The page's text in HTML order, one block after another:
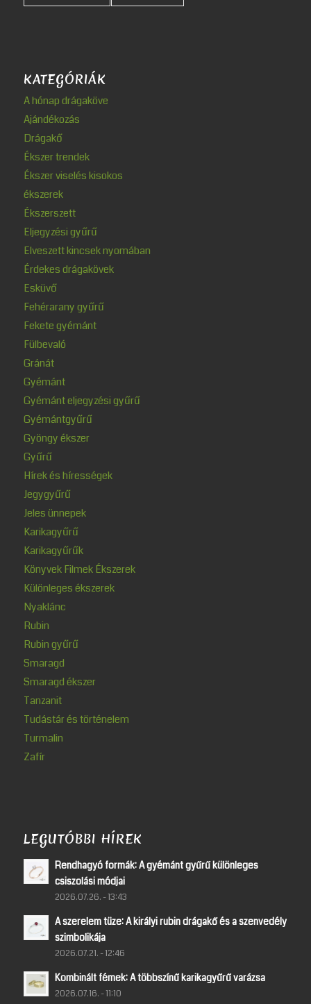
KATEGÓRIÁK
A hónap drágaköve
Ajándékozás
Drágakő
Ékszer trendek
Ékszer viselés kisokos
ékszerek
Ékszerszett
Eljegyzési gyűrű
Elveszett kincsek nyomában
Érdekes drágakövek
Esküvő
Fehérarany gyűrű
Fekete gyémánt
Fülbevaló
Gránát
Gyémánt
Gyémánt eljegyzési gyűrű
Gyémántgyűrű
Gyöngy ékszer
Gyűrű
Hírek és hírességek
Jegygyűrű
Jeles ünnepek
Karikagyűrű
Karikagyűrűk
Könyvek Filmek Ékszerek
Különleges ékszerek
Nyaklánc
Rubin
Rubin gyűrű
Smaragd
Smaragd ékszer
Tanzanit
Tudástár és történelem
Turmalin
Zafír
LEGUTÓBBI HÍREK
Rendhagyó formák: A gyémánt gyűrű különleges
csiszolási módjai
2026.07.26. - 13:43
A szerelem tüze: A királyi rubin drágakő és a szenvedély
szimbolikája
2026.07.21. - 12:46
Kombinált fémek: A többszínű karikagyűrű varázsa
2026.07.16. - 11:10